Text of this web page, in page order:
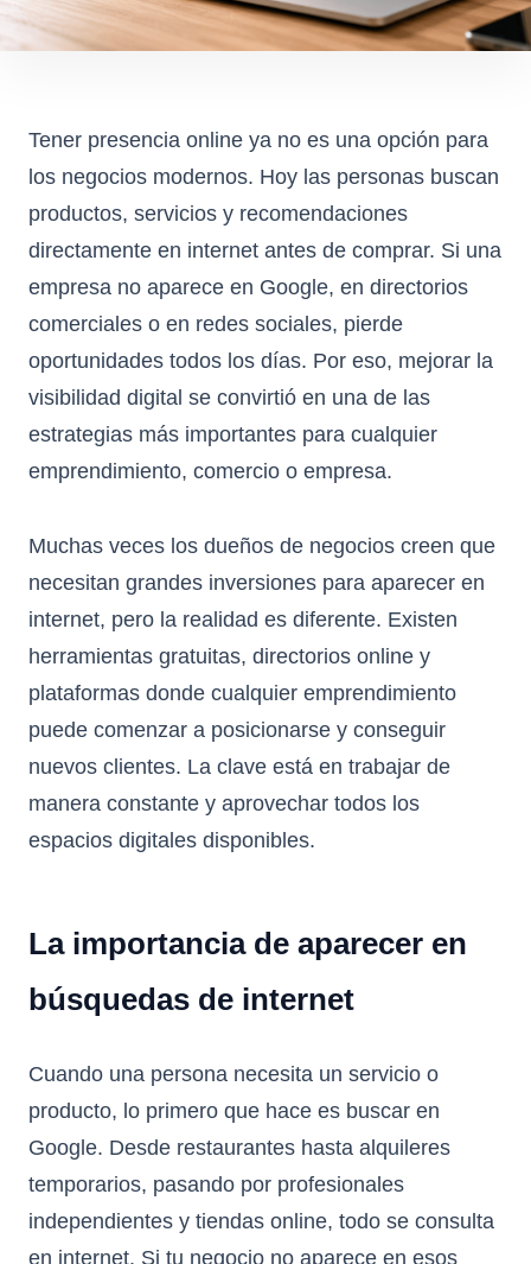
Tener presencia online ya no es una opción para
los negocios modernos. Hoy las personas buscan
productos, servicios y recomendaciones
directamente en internet antes de comprar. Si una
empresa no aparece en Google, en directorios
comerciales o en redes sociales, pierde
oportunidades todos los días. Por eso, mejorar la
visibilidad digital se convirtió en una de las
estrategias más importantes para cualquier
emprendimiento, comercio o empresa.
Muchas veces los dueños de negocios creen que
necesitan grandes inversiones para aparecer en
internet, pero la realidad es diferente. Existen
herramientas gratuitas, directorios online y
plataformas donde cualquier emprendimiento
puede comenzar a posicionarse y conseguir
nuevos clientes. La clave está en trabajar de
manera constante y aprovechar todos los
espacios digitales disponibles.
La importancia de aparecer en
búsquedas de internet
Cuando una persona necesita un servicio o
producto, lo primero que hace es buscar en
Google. Desde restaurantes hasta alquileres
temporarios, pasando por profesionales
independientes y tiendas online, todo se consulta
en internet. Si tu negocio no aparece en esos